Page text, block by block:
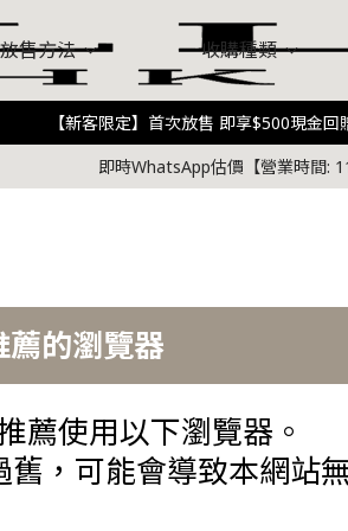
關於我們 客戶評論 常見問題
所有分店 銅鑼灣店 中環店
放售方法
到店放售
收購種類
仕） Chanel（香奈兒）
威登）
Prada (普拉達)
【新客限定】首次放售 即享$500現金回
即時WhatsApp估價【營業時間:
薦的瀏覽器
薦使用以下瀏覽器。
，可能會導致本網站